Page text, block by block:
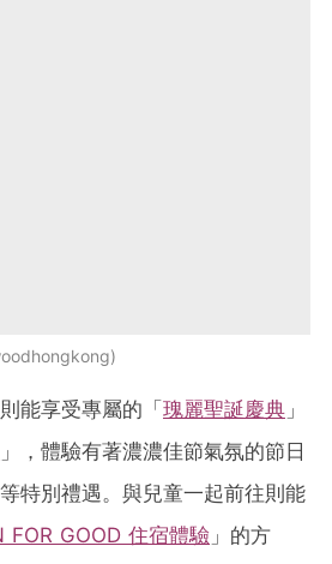
能享受專屬的「 瑰麗聖誕慶典 」
」，體驗有著濃濃佳節氣氛的節日
特別禮遇。與兒童一起前往則能
FOR GOOD 住宿體驗 」的方